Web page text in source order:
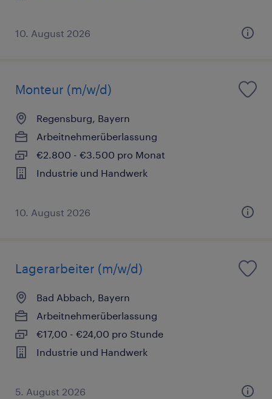
10. August 2026
Monteur (m/w/d)
Regensburg, Bayern
Arbeitnehmerüberlassung
€2.800 - €3.500 pro Monat
Industrie und Handwerk
10. August 2026
Lagerarbeiter (m/w/d)
Bad Abbach, Bayern
Arbeitnehmerüberlassung
€17,00 - €24,00 pro Stunde
Industrie und Handwerk
5. August 2026